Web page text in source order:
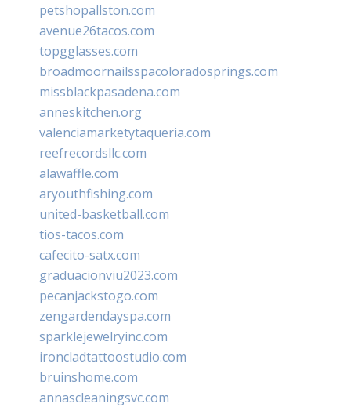
petshopallston.com
avenue26tacos.com
topgglasses.com
broadmoornailsspacoloradosprings.com
missblackpasadena.com
anneskitchen.org
valenciamarketytaqueria.com
reefrecordsllc.com
alawaffle.com
aryouthfishing.com
united-basketball.com
tios-tacos.com
cafecito-satx.com
graduacionviu2023.com
pecanjackstogo.com
zengardendayspa.com
sparklejewelryinc.com
ironcladtattoostudio.com
bruinshome.com
annascleaningsvc.com